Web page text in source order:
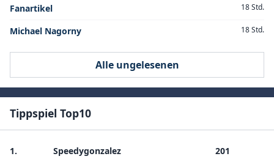
Fanartikel 18 Std.
Michael Nagorny 18 Std.
Alle ungelesenen
Tippspiel Top10
1. Speedygonzalez
201